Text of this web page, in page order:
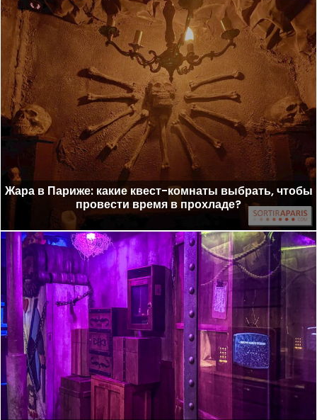
Жара в Париже: какие квест-комнаты выбрать, чтобы
провести время в прохладе?